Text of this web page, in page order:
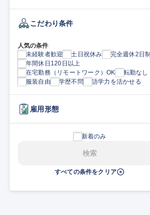
こだわり条件
人気の条件
未経験者歓迎
土日祝休み
完全週休2日制
年間休日120日以上
在宅勤務（リモートワーク）OK
転勤なし
服装自由
学歴不問 語学力を活かせる
雇用形態
新着のみ
検索
すべての条件をクリア